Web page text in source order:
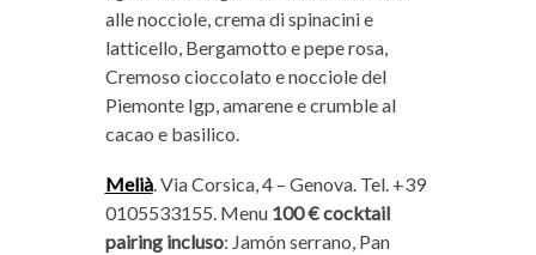
alle nocciole, crema di spinacini e
latticello, Bergamotto e pepe rosa,
Cremoso cioccolato e nocciole del
Piemonte Igp, amarene e crumble al
cacao e basilico.
Melià. Via Corsica, 4 – Genova. Tel. +39
0105533155. Menu 100 € cocktail
pairing incluso: Jamón serrano, Pan